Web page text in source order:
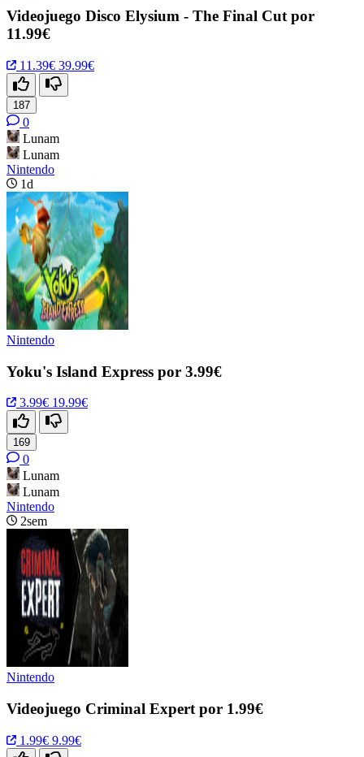
Videojuego Disco Elysium - The Final Cut por
11.99€
11.39€ 39.99€
187
0
Lunam
Lunam
Nintendo
1d
Nintendo
Yoku's Island Express por 3.99€
3.99€ 19.99€
169
0
Lunam
Lunam
Nintendo
2sem
Nintendo
Videojuego Criminal Expert por 1.99€
1.99€ 9.99€